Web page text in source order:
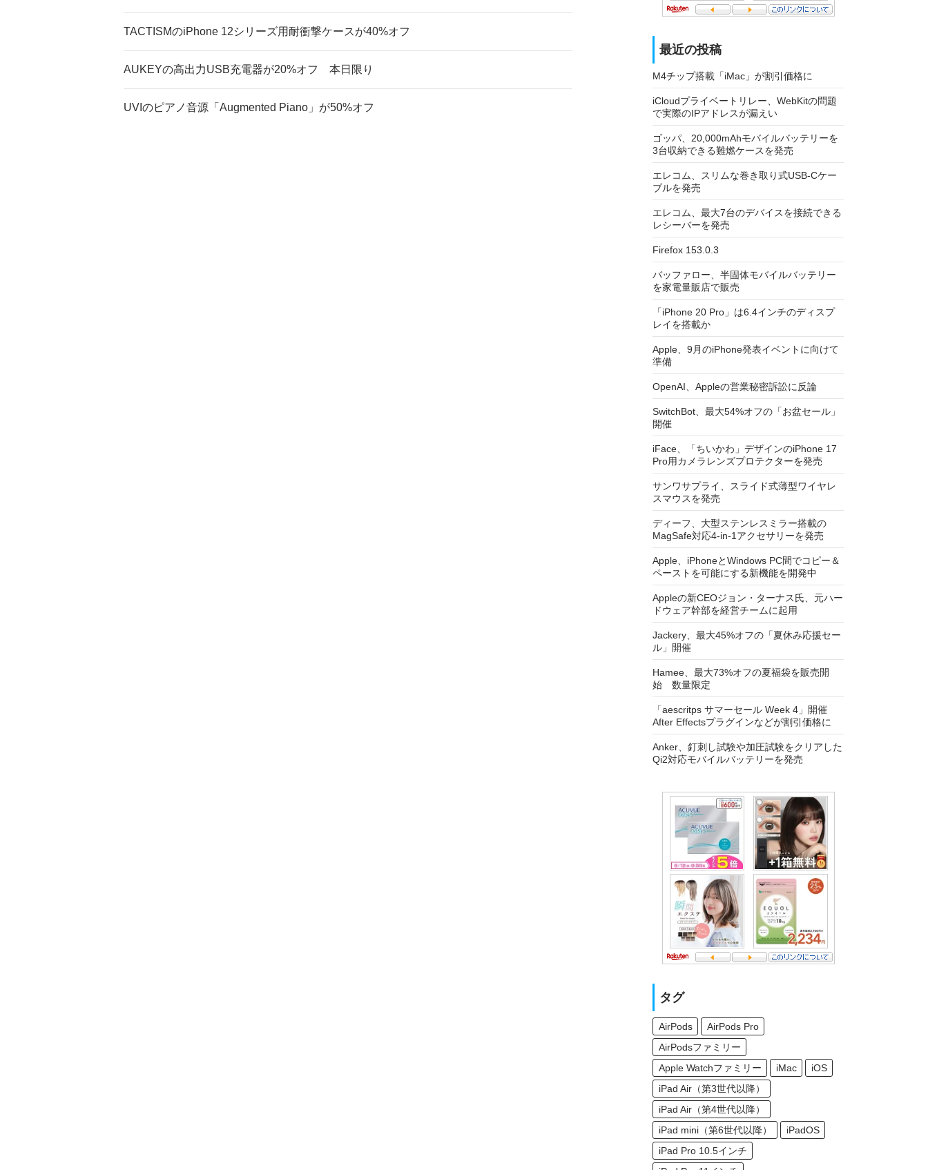
TACTISMのiPhone 12シリーズ用耐衝撃ケースが40%オフ
AUKEYの高出力USB充電器が20%オフ 本日限り
UVIのピアノ音源「Augmented Piano」が50%オフ
最近の投稿
M4チップ搭載「iMac」が割引価格に
iCloudプライベートリレー、WebKitの問題
で実際のIPアドレスが漏えい
ゴッパ、20,000mAhモバイルバッテリーを
3台収納できる難燃ケースを発売
エレコム、スリムな巻き取り式USB-Cケー
ブルを発売
エレコム、最大7台のデバイスを接続できる
レシーバーを発売
Firefox 153.0.3
バッファロー、半固体モバイルバッテリー
を家電量販店で販売
「iPhone 20 Pro」は6.4インチのディスプ
レイを搭載か
Apple、9月のiPhone発表イベントに向けて
準備
OpenAI、Appleの営業秘密訴訟に反論
SwitchBot、最大54%オフの「お盆セール」
開催
iFace、「ちいかわ」デザインのiPhone 17
Pro用カメラレンズプロテクターを発売
サンワサプライ、スライド式薄型ワイヤレ
スマウスを発売
ディーフ、大型ステンレスミラー搭載の
MagSafe対応4-in-1アクセサリーを発売
Apple、iPhoneとWindows PC間でコピー＆
ペーストを可能にする新機能を開発中
Appleの新CEOジョン・ターナス氏、元ハー
ドウェア幹部を経営チームに起用
Jackery、最大45%オフの「夏休み応援セー
ル」開催
Hamee、最大73%オフの夏福袋を販売開
始 数量限定
「aescritps サマーセール Week 4」開催
After Effectsプラグインなどが割引価格に
Anker、釘刺し試験や加圧試験をクリアした
Qi2対応モバイルバッテリーを発売
タグ
AirPods
AirPods Pro
AirPodsファミリー
Apple Watchファミリー
iMac
iOS
iPad Air（第3世代以降）
iPad Air（第4世代以降）
iPad mini（第6世代以降）
iPadOS
iPad Pro 10.5インチ